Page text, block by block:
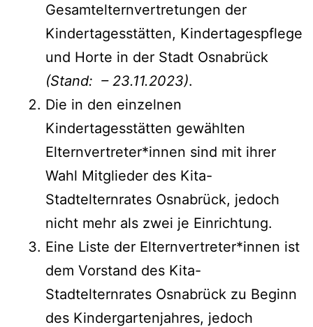
Gesamtelternvertretungen der
Kindertagesstätten, Kindertagespflege
und Horte in der Stadt Osnabrück
(Stand: – 23.11.2023).
Die in den einzelnen
Kindertagesstätten gewählten
Elternvertreter*innen sind mit ihrer
Wahl Mitglieder des Kita-
Stadtelternrates Osnabrück, jedoch
nicht mehr als zwei je Einrichtung.
Eine Liste der Elternvertreter*innen ist
dem Vorstand des Kita-
Stadtelternrates Osnabrück zu Beginn
des Kindergartenjahres, jedoch